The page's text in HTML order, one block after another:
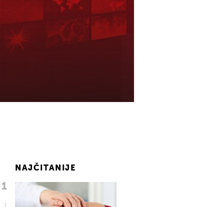
NAJČITANIJE